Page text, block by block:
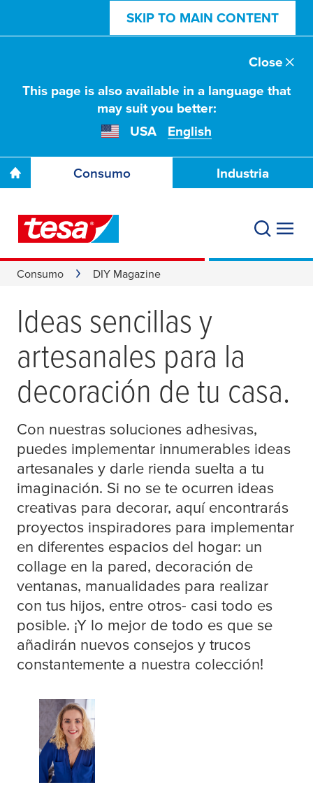
SKIP TO MAIN CONTENT
This page is also available in a language that
may suit you better:
USA
English
Close
Consumo Industria
Consumo DIY Magazine
Ideas sencillas y
artesanales para la
decoración de tu casa.
Con nuestras soluciones adhesivas,
puedes implementar innumerables ideas
artesanales y darle rienda suelta a tu
imaginación. Si no se te ocurren ideas
creativas para decorar, aquí encontrarás
proyectos inspiradores para implementar
en diferentes espacios del hogar: un
collage en la pared, decoración de
ventanas, manualidades para realizar
con tus hijos, entre otros- casi todo es
posible. ¡Y lo mejor de todo es que se
añadirán nuevos consejos y trucos
constantemente a nuestra colección!